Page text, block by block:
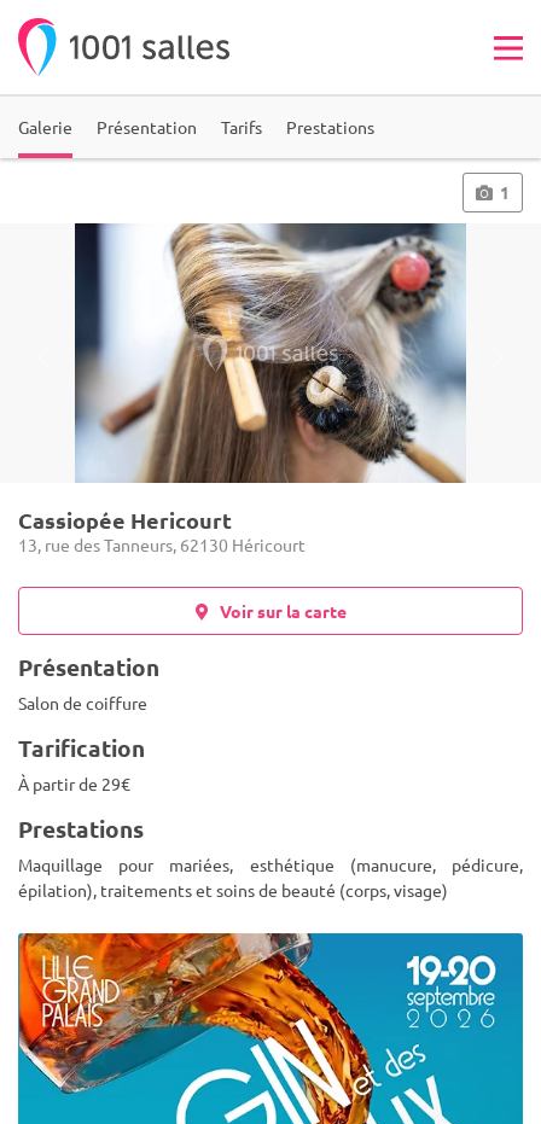
Galerie Présentation Tarifs Prestations
1
Cassiopée Hericourt
13, rue des Tanneurs, 62130 Héricourt
Voir sur la carte
Présentation
Salon de coiffure
Tarification
À partir de 29€
Prestations
Maquillage pour mariées, esthétique (manucure, pédicure,
épilation), traitements et soins de beauté (corps, visage)